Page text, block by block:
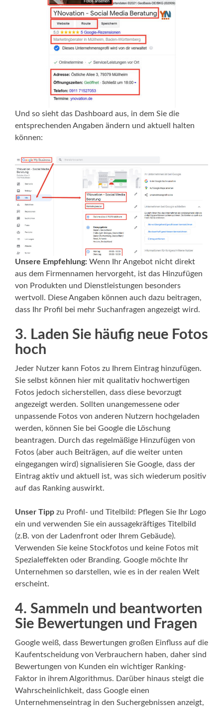
Und so sieht das Dashboard aus, in dem Sie die
entsprechenden Angaben ändern und aktuell halten
können:
Unsere Empfehlung: Wenn Ihr Angebot nicht direkt
aus dem Firmennamen hervorgeht, ist das Hinzufügen
von Produkten und Dienstleistungen besonders
wertvoll. Diese Angaben können auch dazu beitragen,
dass Ihr Profil bei mehr Suchanfragen angezeigt wird.
3. Laden Sie häufig neue Fotos
hoch
Jeder Nutzer kann Fotos zu Ihrem Eintrag hinzufügen.
Sie selbst können hier mit qualitativ hochwertigen
Fotos jedoch sicherstellen, dass diese bevorzugt
angezeigt werden. Sollten unangemessene oder
unpassende Fotos von anderen Nutzern hochgeladen
werden, können Sie bei Google die Löschung
beantragen. Durch das regelmäßige Hinzufügen von
Fotos (aber auch Beiträgen, auf die weiter unten
eingegangen wird) signalisieren Sie Google, dass der
Eintrag aktiv und aktuell ist, was sich wiederum positiv
auf das Ranking auswirkt.
Unser Tipp zu Profil- und Titelbild: Pflegen Sie Ihr Logo
ein und verwenden Sie ein aussagekräftiges Titelbild
(z.B. von der Ladenfront oder Ihrem Gebäude).
Verwenden Sie keine Stockfotos und keine Fotos mit
Spezialeffekten oder Branding. Google möchte Ihr
Unternehmen so darstellen, wie es in der realen Welt
erscheint.
4. Sammeln und beantworten
Sie Bewertungen und Fragen
Google weiß, dass Bewertungen großen Einfluss auf die
Kaufentscheidung von Verbrauchern haben, daher sind
Bewertungen von Kunden ein wichtiger Ranking-
Faktor in ihrem Algorithmus. Darüber hinaus steigt die
Wahrscheinlichkeit, dass Google einen
Unternehmenseintrag in den Suchergebnissen anzeigt,